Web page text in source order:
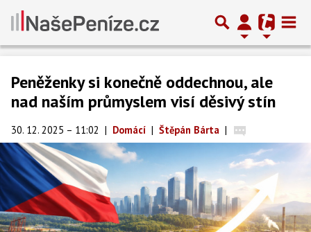
Peněženky si konečně oddechnou, ale
nad naším průmyslem visí děsivý stín
30. 12. 2025 – 11:02 | Domácí | Štěpán Bárta |